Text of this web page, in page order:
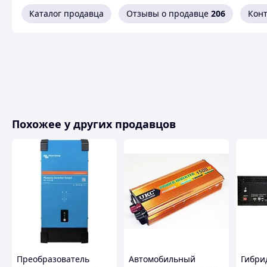
Преимущества инвертора с чистой синусоидой:
2. Чистая правильная синусоида,
Каталог продавца Отзывы о продавце 206
Похожее у других продавцов
Преобразователь
Автомобильный